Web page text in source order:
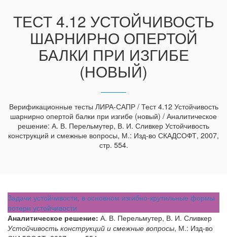
ТЕСТ 4.12 УСТОЙЧИВОСТЬ
ШАРНИРНО ОПЕРТОЙ
БАЛКИ ПРИ ИЗГИБЕ
(НОВЫЙ)
Верификационные тесты ЛИРА-САПР / Тест 4.12 Устойчивость
шарнирно опертой балки при изгибе (новый) / Аналитическое
решение: А. В. Перельмутер, В. И. Сливкер Устойчивость
конструкций и смежные вопросы, М.: Изд-во СКАДСОФТ, 2007,
стр. 554.
Задачи устойчивости, в основном изгибно-крутильные формы
потери устойчивости
Аналитическое решение: А. В. Перельмутер, В. И. Сливкер
Устойчивость конструкций и смежные вопросы, М.: Изд-во